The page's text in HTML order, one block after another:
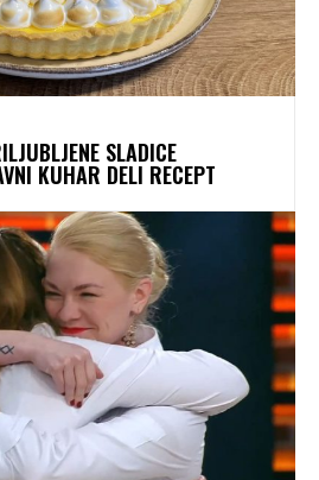
SLADICE
KUHAR DELI RECEPT